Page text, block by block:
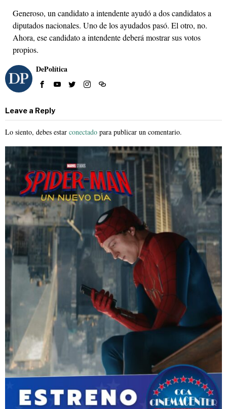
Generoso, un candidato a intendente ayudó a dos candidatos a
diputados nacionales. Uno de los ayudados pasó. El otro, no.
Ahora, ese candidato a intendente deberá mostrar sus votos
propios.
DePolítica
Leave a Reply
Lo siento, debes estar conectado para publicar un comentario.